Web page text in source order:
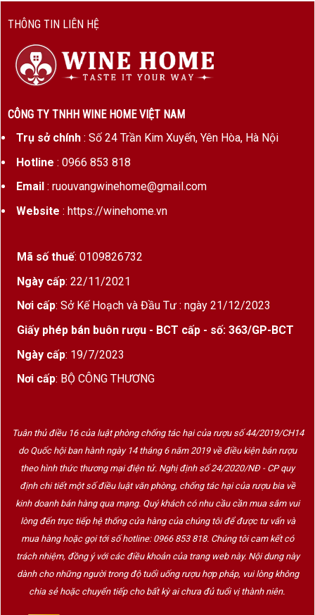
THÔNG TIN LIÊN HỆ
CÔNG TY TNHH WINE HOME VIỆT NAM
Trụ sở chính: Số 24 Trần Kim Xuyến, Yên Hòa, Hà Nội
Hotline : 0966 853 818
Email : ruouvangwinehome@gmail.com
Website : https://winehome.vn
Mã số thuế: 0109826732
Ngày cấp: 22/11/2021
Nơi cấp: Sở Kế Hoạch và Đầu Tư : ngày 21/12/2023
Giấy phép bán buôn rượu - BCT cấp - số: 363/GP-BCT
Ngày cấp: 19/7/2023
Nơi cấp: BỘ CÔNG THƯƠNG
Tuân thủ điều 16 của luật phòng chống tác hại của rượu số 44/2019/CH14
do Quốc hội ban hành ngày 14 tháng 6 năm 2019 về điều kiện bán rượu
theo hình thức thương mại điện tử. Nghị định số 24/2020/NĐ - CP quy
định chi tiết một số điều luật văn phòng, chống tác hại của rượu bia về
kinh doanh bán hàng qua mạng. Quý khách có nhu cầu cần mua sắm vui
lòng đến trực tiếp hệ thống cửa hàng của chúng tôi để được tư vấn và
mua hàng hoặc gọi tới số hotline: 0966 853 818. Chúng tôi cam kết có
trách nhiệm, đồng ý với các điều khoản của trang web này. Nội dung này
dành cho những người trong độ tuổi uống rượu hợp pháp, vui lòng không
chia sẻ hoặc chuyển tiếp cho bất kỳ ai chưa đủ tuổi vị thành niên.